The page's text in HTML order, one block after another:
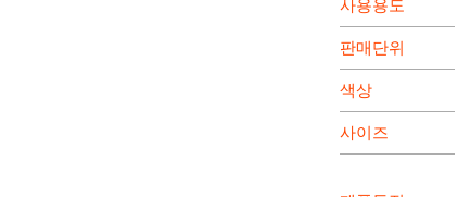
사용용도
판매단위
색상
사이즈